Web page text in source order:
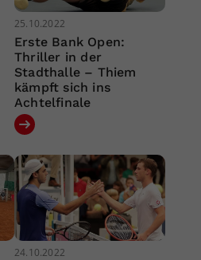
25.10.2022
Erste Bank Open:
Thriller in der
Stadthalle – Thiem
kämpft sich ins
Achtelfinale
24.10.2022